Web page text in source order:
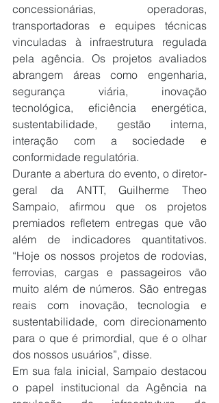
concessionárias, operadoras,
transportadoras e equipes técnicas
vinculadas à infraestrutura regulada
pela agência. Os projetos avaliados
abrangem áreas como engenharia,
segurança viária, inovação
tecnológica, eficiência energética,
sustentabilidade, gestão interna,
interação com a sociedade e
conformidade regulatória.
Durante a abertura do evento, o diretor-
geral da ANTT, Guilherme Theo
Sampaio, afirmou que os projetos
premiados refletem entregas que vão
além de indicadores quantitativos.
“Hoje os nossos projetos de rodovias,
ferrovias, cargas e passageiros vão
muito além de números. São entregas
reais com inovação, tecnologia e
sustentabilidade, com direcionamento
para o que é primordial, que é o olhar
dos nossos usuários”, disse.
Em sua fala inicial, Sampaio destacou
o papel institucional da Agência na